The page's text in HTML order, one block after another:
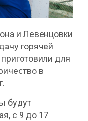
и Левенцовки
горячей
для
в
будут
с 9 до 17